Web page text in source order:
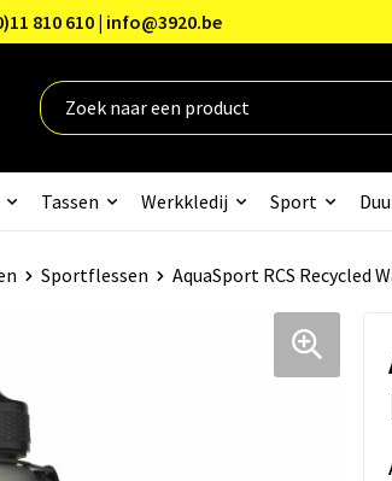
810 610 | info@3920.be
Tassen Werkkledij Sport
Sportflessen AquaSport RCS Recycled